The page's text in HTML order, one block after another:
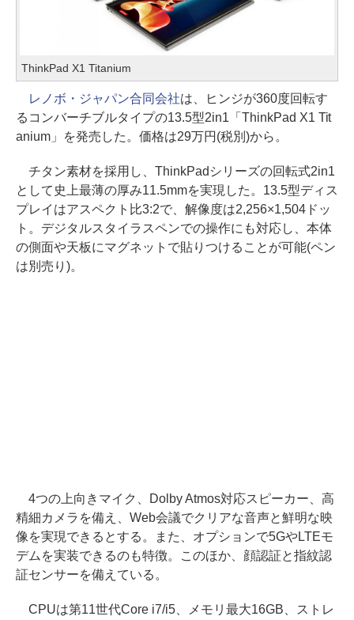
ThinkPad X1 Titanium
レノボ・ジャパン合同会社は、ヒンジが360度回転す
るコンバーチブルタイプの13.5型2in1「ThinkPad X1 Tit
anium」を発売した。価格は29万円(税別)から。
チタン素材を採用し、ThinkPadシリーズの回転式2in1
として史上最薄の厚み11.5mmを実現した。13.5型ディス
プレイはアスペクト比3:2で、解像度は2,256×1,504ドッ
ト。デジタルスタイラスペンでの操作にも対応し、本体
の側面や天板にマグネットで貼りつけることが可能(ペン
は別売り)。
4つの上向きマイク、Dolby Atmos対応スピーカー、高
精細カメラを備え、Web会議でクリアな音声と鮮明な映
像を実現できるとする。また、オプションで5GやLTEモ
デムを実装できるのも特徴。このほか、顔認証と指紋認
証センサーを備えている。
CPUは第11世代Core i7/i5、メモリ最大16GB、ストレ